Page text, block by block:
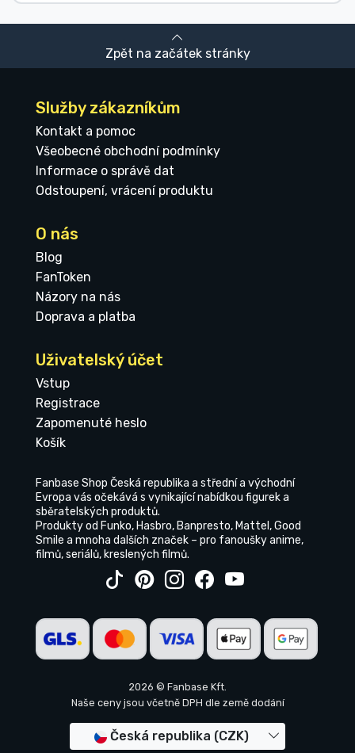
Zpět na začátek stránky
Služby zákazníkům
Kontakt a pomoc
Všeobecné obchodní podmínky
Informace o správě dat
Odstoupení, vrácení produktu
O nás
Blog
FanToken
Názory na nás
Doprava a platba
Uživatelský účet
Vstup
Registrace
Zapomenuté heslo
Košík
Fanbase Shop Česká republika a střední a východní
Evropa vás očekává s vynikající nabídkou figurek a
sběratelských produktů.
Produkty od Funko, Hasbro, Banpresto, Mattel, Good
Smile a mnoha dalších značek – pro fanoušky anime,
filmů, seriálů, kreslených filmů.
2026 © Fanbase Kft.
Naše ceny jsou včetně DPH dle země dodání
Česká republika (CZK)